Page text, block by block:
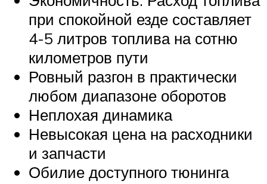
при спокойной езде составляет
4-5 литров топлива на сотню
километров пути
Ровный разгон в практически
любом диапазоне оборотов
Неплохая динамика
Невысокая цена на расходники
и запчасти
Обилие доступного тюнинга